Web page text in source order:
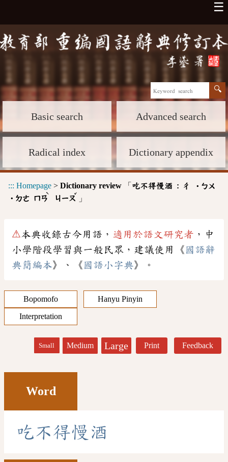
☰
Basic search Advanced search
Radical index Dictionary appendix
::: Homepage > Dictionary review 「 吃不得慢酒 : ㄔ
˙ㄅㄨ
˙ㄉㄜ ㄇㄢ
ˋ
ㄐㄧㄡ
ˇ
」
⚠本典收錄古今用語， 適用於語文研究者 ，中
小學階段學習與一般民眾，建議使用《 國語辭
典簡編本》、《 國語小字典》。
Bopomofo
Hanyu Pinyin
Interpretation
Small Medium Large Print Feedback
Word
吃不得慢 酒